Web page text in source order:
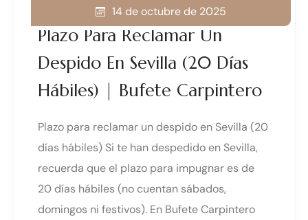
Plazo Para Reclamar Un
Despido En Sevilla (20 Días
Hábiles) | Bufete Carpintero
14 de octubre de 2025
Plazo para reclamar un despido en Sevilla (20
días hábiles) Si te han despedido en Sevilla,
recuerda que el plazo para impugnar es de
20 días hábiles (no cuentan sábados,
domingos ni festivos). En Bufete Carpintero